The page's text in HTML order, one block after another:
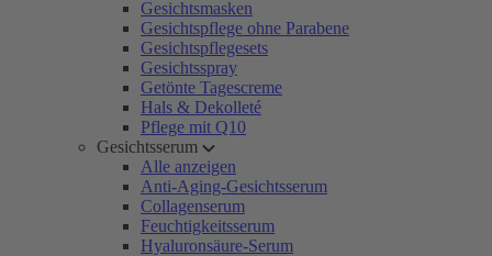
Gesichtsmasken
Gesichtspflege ohne Parabene
Gesichtspflegesets
Gesichtsspray
Getönte Tagescreme
Hals & Dekolleté
Pflege mit Q10
Gesichtsserum
Alle anzeigen
Anti-Aging-Gesichtsserum
Collagenserum
Feuchtigkeitsserum
Hyaluronsäure-Serum